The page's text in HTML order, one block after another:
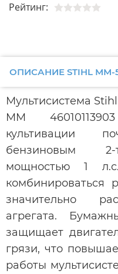
Рейтинг:
ОПИСАНИЕ STIHL ММ-
Мультисистема
MM
культивации
бензиновым 2-
мощностью 1
комбинироваться
значительно
агрегата.
защищает
грязи, что
работы